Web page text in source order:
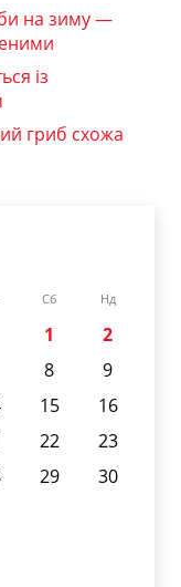
на зиму —
із
гриб схожа
Сб Нд
1
2
8
9
15
16
22
23
29
30